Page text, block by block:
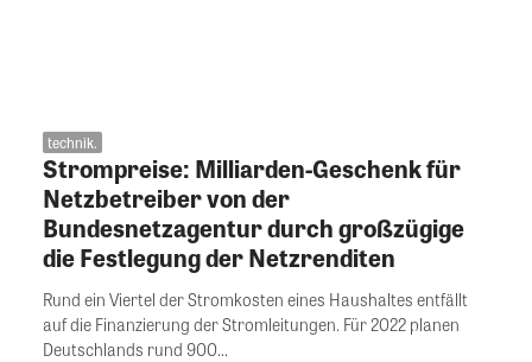
technik.
Strompreise: Milliarden-Geschenk für
Netzbetreiber von der
Bundesnetzagentur durch großzügige
die Festlegung der Netzrenditen
Rund ein Viertel der Stromkosten eines Haushaltes entfällt
auf die Finanzierung der Stromleitungen. Für 2022 planen
Deutschlands rund 900...